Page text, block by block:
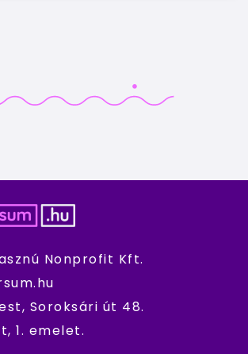
Nonprofit Kft.
Soroksári út 48.
1. emelet.